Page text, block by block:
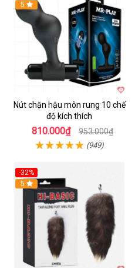
Hot
5
Nút chặn hậu môn rung 10 chế
độ kích thích
810.000₫ 953.000₫
(949)
-32%
Hot
5